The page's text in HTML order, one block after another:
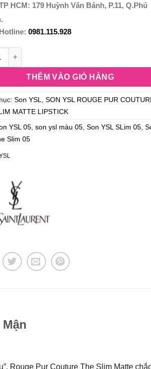
HCM: 179 Huỳnh Văn Bánh, P.11, Q.Phú
Hotline:0981.115.928
THÊM VÀO GIỎ HÀNG
Son YSL ,SON YSL ROUGE PUR
MATTE LIPSTICK
YSL 05 ,son ysl màu 05 ,Son YSL SLim 05 ,
Slim 05
Rouge Pur Couture The Slim Matte